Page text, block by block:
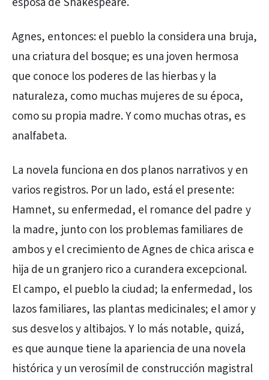
Agnes, entonces: el pueblo la considera una bruja,
una criatura del bosque; es una joven hermosa
que conoce los poderes de las hierbas y la
naturaleza, como muchas mujeres de su época,
como su propia madre. Y como muchas otras, es
analfabeta.
La novela funciona en dos planos narrativos y en
varios registros. Por un lado, está el presente:
Hamnet, su enfermedad, el romance del padre y
la madre, junto con los problemas familiares de
ambos y el crecimiento de Agnes de chica arisca e
hija de un granjero rico a curandera excepcional.
El campo, el pueblo la ciudad; la enfermedad, los
lazos familiares, las plantas medicinales; el amor y
sus desvelos y altibajos. Y lo más notable, quizá,
es que aunque tiene la apariencia de una novela
histórica y un verosímil de construcción magistral